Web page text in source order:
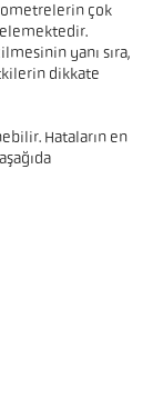
çok
yanı sıra,
dikkate
Hataların en